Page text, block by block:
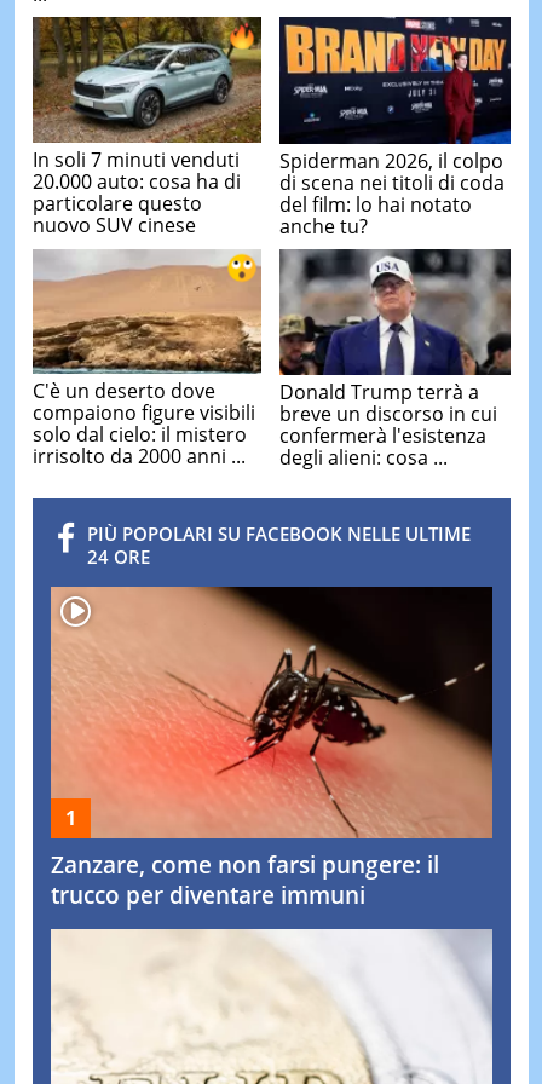
In soli 7 minuti venduti
20.000 auto: cosa ha di
particolare questo
nuovo SUV cinese
Spiderman 2026, il colpo
di scena nei titoli di coda
del film: lo hai notato
anche tu?
C'è un deserto dove
compaiono figure visibili
solo dal cielo: il mistero
irrisolto da 2000 anni ...
Donald Trump terrà a
breve un discorso in cui
confermerà l'esistenza
degli alieni: cosa ...
PIÙ POPOLARI SU FACEBOOK NELLE ULTIME
24 ORE
Zanzare, come non farsi pungere: il
trucco per diventare immuni